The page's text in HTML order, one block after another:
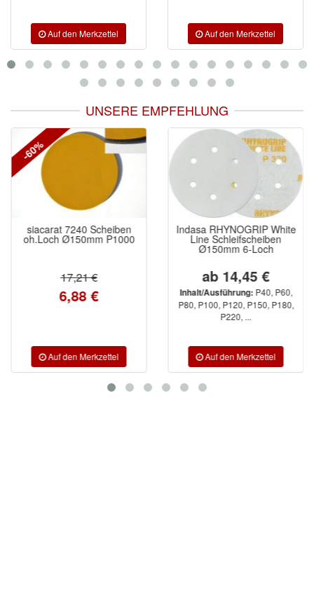
UNSERE EMPFEHLUNG
siacarat 7240 Scheiben
oh.Loch Ø150mm P1000
17,21 €
6,88 €
-60%
Indasa RHYNOGRIP White
Line Schleifscheiben
Ø150mm 6-Loch
ab 14,45 €
Inhalt/Ausführung:P40, P60,
P80, P100, P120, P150, P180,
P220, ...